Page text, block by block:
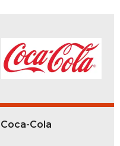
Coca-Cola